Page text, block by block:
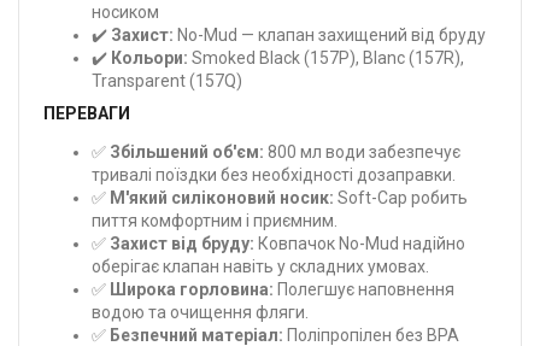
носиком
✔️ Захист: No-Mud — клапан захищений від бруду
✔️ Кольори: Smoked Black (157P), Blanc (157R),
Transparent (157Q)
ПЕРЕВАГИ
✅ Збільшений об'єм: 800 мл води забезпечує
тривалі поїздки без необхідності дозаправки.
✅ М'який силіконовий носик: Soft-Cap робить
пиття комфортним і приємним.
✅ Захист від бруду: Ковпачок No-Mud надійно
оберігає клапан навіть у складних умовах.
✅ Широка горловина: Полегшує наповнення
водою та очищення фляги.
✅ Безпечний матеріал: Поліпропілен без BPA